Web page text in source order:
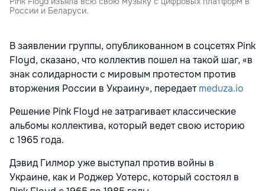
России и Беларуси.
В заявлении группы, опубликованном в соцсетях Pink
Floyd, сказано, что коллектив пошел на такой шаг, «в
знак солидарности с мировым протестом против
вторжения России в Украину», передаетmeduza.io
Решение Pink Floyd не затрагивает классические
альбомы коллектива, который ведет свою историю
с 1965 года.
Дэвид Гилмор уже выступал против войны в
Украине, как и Роджер Уотерс, который состоял в